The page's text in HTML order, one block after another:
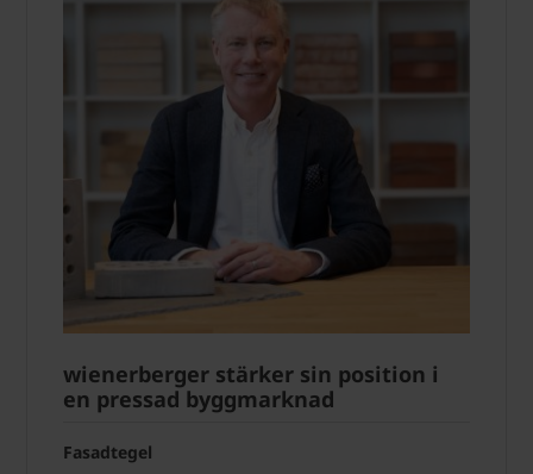
wienerberger stärker sin position i
en pressad byggmarknad
Fasadtegel